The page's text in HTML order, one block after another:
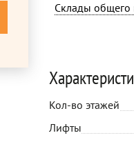
Склады общего
Кол-во этажей
Лифты